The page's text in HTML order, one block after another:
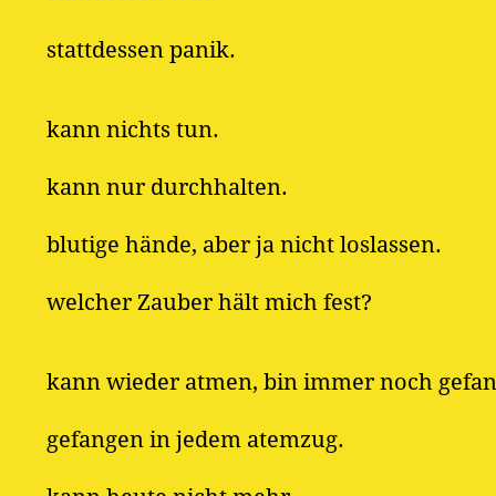
stattdessen panik.
kann nichts tun.
kann nur durchhalten.
blutige hände, aber ja nicht loslassen.
welcher Zauber hält mich fest?
kann wieder atmen, bin immer noch
gefangen in jedem atemzug.